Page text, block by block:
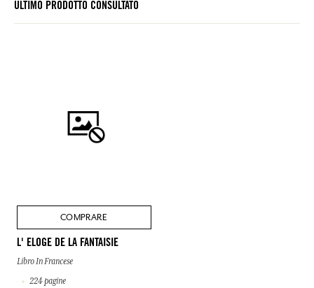
ULTIMO PRODOTTO CONSULTATO
COMPRARE
L' ELOGE DE LA FANTAISIE
Libro In Francese
224 pagine